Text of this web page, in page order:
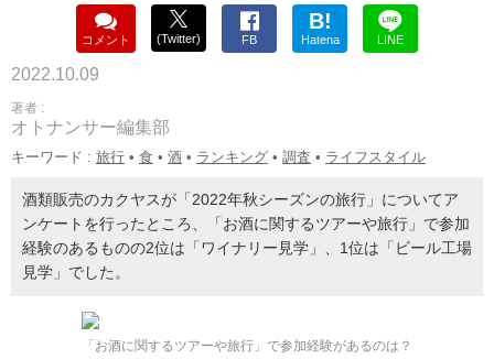
コメント (Twitter) FB
B!
Hatena LINE
2022.10.09
著者 :
オトナンサー編集部
キーワード : 旅行 • 食 • 酒 • ランキング • 調査 • ライフスタイル
酒類販売のカクヤスが「2022年秋シーズンの旅行」についてア
ンケートを行ったところ、「お酒に関するツアーや旅行」で参加
経験のあるものの2位は「ワイナリー見学」、1位は「ビール工場
見学」でした。
「お酒に関するツアーや旅行」で参加経験があるのは？